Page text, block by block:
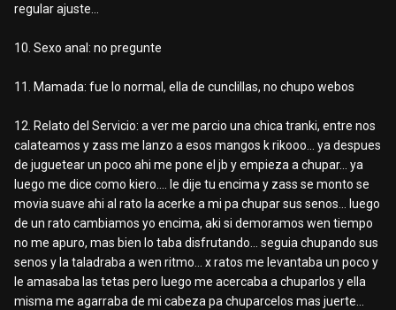
regular ajuste...
10. Sexo anal: no pregunte
11. Mamada: fue lo normal, ella de cunclillas, no chupo webos
12. Relato del Servicio: a ver me parcio una chica tranki, entre nos
calateamos y zass me lanzo a esos mangos k rikooo... ya despues
de juguetear un poco ahi me pone el jb y empieza a chupar... ya
luego me dice como kiero.... le dije tu encima y zass se monto se
movia suave ahi al rato la acerke a mi pa chupar sus senos... luego
de un rato cambiamos yo encima, aki si demoramos wen tiempo
no me apuro, mas bien lo taba disfrutando... seguia chupando sus
senos y la taladraba a wen ritmo... x ratos me levantaba un poco y
le amasaba las tetas pero luego me acercaba a chuparlos y ella
misma me agarraba de mi cabeza pa chuparcelos mas juerte...